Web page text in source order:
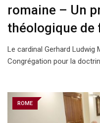
romaine – Un
théologique de
Le cardinal Gerhard Ludwig
Congrégation pour la
ROME